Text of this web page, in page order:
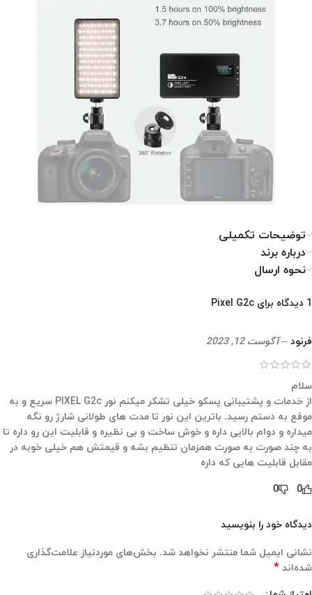
توضیحات تکمیلی
درباره برند
نحوه ارسال
1 دیدگاه برای Pixel G2c
فرنود – آگوست 12, 2023
سلام
از خدمات و پشتیبانی پسکو خیلی تشکر میکنم نور PIXEL G2c سریع و به
موقع به دستم رسید. باترین این نور تا مدت های طولانی شارژ رو نگه
میداره و دوام بالایی داره و خوش ساخت و بی نظیره و قابلیت این رو داره تا
به چند صورت به صورت همزمان تنظیم بشه و قیمتش هم خیلی خوبه در
مقابل قابلیت هایی که داره
0
0
دیدگاه خود را بنویسید
نشانی ایمیل شما منتشر نخواهد شد. بخش‌های موردنیاز علامت‌گذاری
شده‌اند *